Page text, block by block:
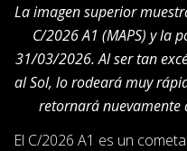
La imagen superior
C/2026 A1 (MAPS) y la
31/03/2026. Al ser tan
al Sol, lo rodeará muy
retornará nuevamente
El C/2026 A1 es un